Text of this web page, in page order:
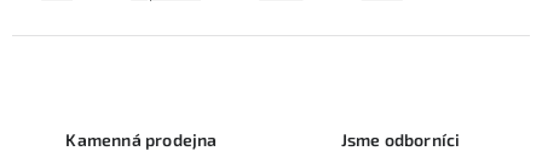
Kamenná prodejna Jsme odborníci